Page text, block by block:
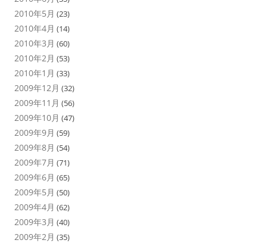
2010年5月 (23)
2010年4月 (14)
2010年3月 (60)
2010年2月 (53)
2010年1月 (33)
2009年12月 (32)
2009年11月 (56)
2009年10月 (47)
2009年9月 (59)
2009年8月 (54)
2009年7月 (71)
2009年6月 (65)
2009年5月 (50)
2009年4月 (62)
2009年3月 (40)
2009年2月 (35)